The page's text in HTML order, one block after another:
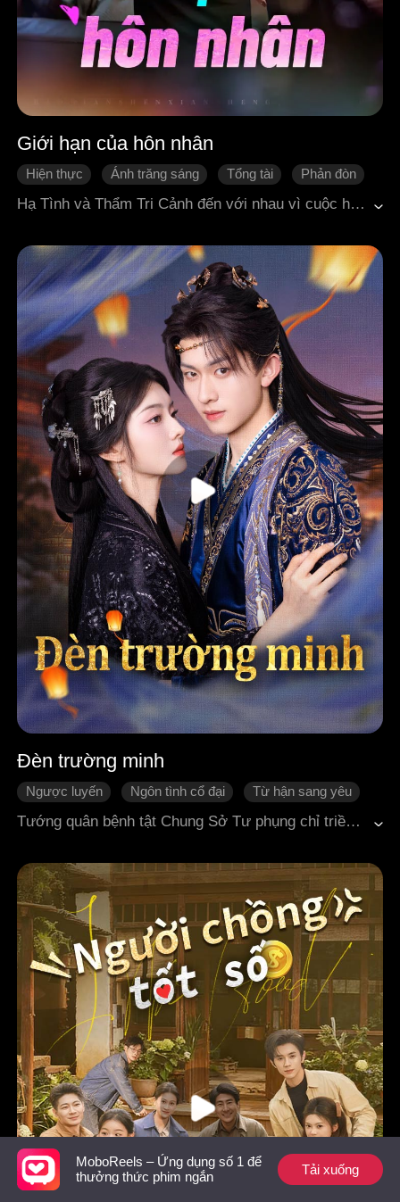
Giới hạn của hôn nhân
Hiện thực Ánh trăng sáng Tổng tài
Phản đòn
Hối hận
Ngôn tình hiện đại
Hạ Tình và Thẩm Tri Cảnh đến với nhau vì cuộc hôn nhân liên kết giữa hai gia tộc. Hai người kết hôn trước rồi mới nảy sinh tình cảm. Không ngờ cuộc sống hôn nhân đang êm ấm của họ lại bị Bạch Lạc Lạc, cô gái có ngoại hình giống hệt mối tình đầu của Thẩm Tri Cảnh phá vỡ. Thẩm Tri Cảnh nhiều lần đứng ra bảo vệ Bạch Lạc Lạc, hết lần này đến lần khác chạm vào giới hạn chịu đựng của Hạ Tình. Cuối cùng không thể nhẫn nhịn thêm, Hạ Tình quyết định một mình sinh con và ly hôn với Thẩm Tri Cảnh. Đến khi ấy Thẩm Tri Cảnh mới hối hận không kịp, muốn theo đuổi lại Hạ Tình. Nhưng lúc này, Hạ Tình đã tìm được hạnh phúc thuộc về riêng mình.
Đèn trường minh
Ngược luyến Ngôn tình cổ đại
Từ hận sang yêu
Tiếc nuối
Thế thân Công chúa
Tướng quân bệnh tật Chung Sở Tư phụng chỉ triều đình, bị buộc phải cưới Lý Dung Ngọc, công chúa vừa trở về sau thời gian làm con tin. Một cuộc hôn nhân bắt đầu từ sự ép buộc của quyền lực hoàng gia, nhưng lại ẩn giấu một mối liên kết bí mật có thể đảo lộn vận mệnh của cả hai. Hắn chán ghét cuộc hôn nhân này, nàng cũng luôn đề phòng và giữ khoảng cách. Trong không gian nhỏ hẹp của phủ tướng quân, hai người không ngừng dò xét và kiềm chế lẫn nhau. Thế nhưng khi âm mưu trong triều đình dần nổi lên, những vụ hãm hại từ thân tộc liên tiếp xảy ra, hai người vốn như người xa lạ lại bị buộc phải gắn kết, cùng nhau vượt qua hiểm nguy giữa đao kiếm. Khi quá khứ bị che giấu dần dần được hé lộ, bí mật trong lòng hắn và chấp niệm nàng mang theo bất ngờ đan xen. Cuộc hôn nhân bắt đầu từ tính toán này, rốt cuộc sẽ đi về đâu?
MoboReels – Ứng dụng số 1 để
thưởng thức phim ngắn
Tải xuống